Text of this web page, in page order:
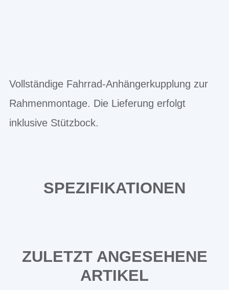
Vollständige Fahrrad-Anhängerkupplung zur
Rahmenmontage. Die Lieferung erfolgt
inklusive Stützbock.
SPEZIFIKATIONEN
ZULETZT ANGESEHENE
ARTIKEL